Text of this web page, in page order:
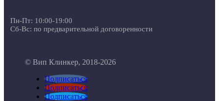
Пн-Пт: 10:00-19:00
Сб-Вс: по предварительной договоренности
© Вип Клинкер, 2018-2026
Подписаться
Подписаться
Подписаться